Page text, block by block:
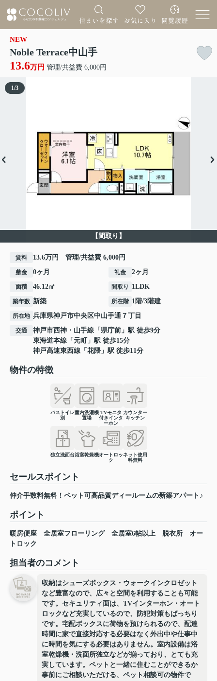
NEW
Noble Terrace中山手
13.6万円 管理/共益費 6,000円
【間取り】
1/3
賃料 13.6万円 管理/共益費 6,000円
敷金 0ヶ月 礼金 2ヶ月
面積 46.12㎡ 間取り 1LDK
築年数 新築 所在階 1階/3階建
所在地 兵庫県神戸市中央区中山手通 ７丁目
交通 神戸市西神・山手線 「 県庁前 」駅 徒歩9分
東海道本線 「 元町
」駅 徒歩15分
神戸高速東西線 「 花隈 」駅 徒歩11分
物件の特徴
バストイレ
別
室内洗濯機
置場
TVモニタ
付きインタ
ーホン
カウンター
キッチン
独立洗面台浴室乾燥機オートロッ
ク
ネット使用
料無料
セールスポイント
仲介手数料無料！ペット可高品質ディールームの新築アパート♪
ポイント
暖房便座 全居室フローリング 全居室6帖以上 脱衣所
オー
トロック
担当者のコメント
収納はシューズボックス・ウォークインクロゼット
など豊富なので、広々と空間を利用することも可能
です。セキュリティ面は、TVインターホン・オート
ロックなど充実しているので、防犯対策もばっちり
です。宅配ボックスに荷物を預けられるので、配達
時間に家で直接対応する必要はなく外出中や仕事中
に時間を気にする必要はありません。室内設備は浴
室乾燥機・洗面所独立などが揃っており、とても充
実しています。ペットと一緒に住むことができるか
事前にご相談いただける、ペット相談可の物件で